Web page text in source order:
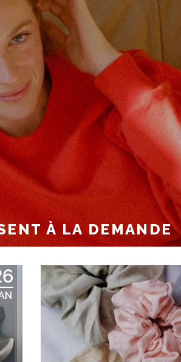
À LA DEMANDE